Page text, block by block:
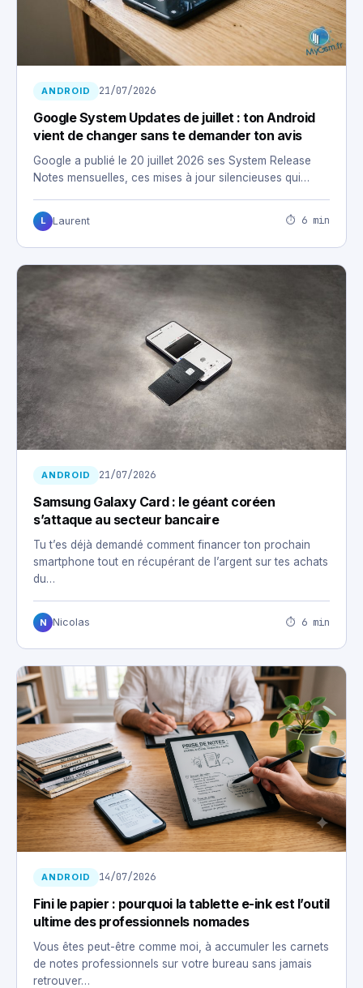
ANDROID 21/07/2026
Google System Updates de juillet : ton Android
vient de changer sans te demander ton avis
Google a publié le 20 juillet 2026 ses System Release
Notes mensuelles, ces mises à jour silencieuses qui…
L Laurent ⏱ 6 min
ANDROID 21/07/2026
Samsung Galaxy Card : le géant coréen
s’attaque au secteur bancaire
Tu t’es déjà demandé comment financer ton prochain
smartphone tout en récupérant de l’argent sur tes achats
du…
N Nicolas ⏱ 6 min
ANDROID 14/07/2026
Fini le papier : pourquoi la tablette e-ink est l’outil
ultime des professionnels nomades
Vous êtes peut-être comme moi, à accumuler les carnets
de notes professionnels sur votre bureau sans jamais
retrouver…